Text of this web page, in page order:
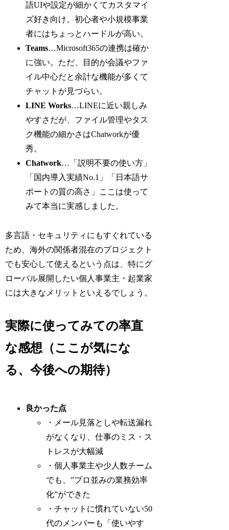
語UIや設定が細かくてカスタマイ
ズ好き向け。初心者や小規模事業
者にはちょっとハードルが高い。
Teams…Microsoft365の連携は確か
に強い。ただ、目的が会議やファ
イル中心だと余計な機能が多くて
チャットが見づらい。
LINE Works…LINEに近い親しみ
やすさだが、ファイル管理やタス
ク機能の細かさはChatworkが優
秀。
Chatwork…「説明不要の使い方」
「国内導入実績No.1」「日本語サ
ポートの質の高さ」ここは使って
みて本当に実感しました。
多言語・セキュリティにもすぐれている
ため、海外の関係者混在のプロジェクト
でも安心して使えるという点は、特にグ
ローバル展開したい個人事業主・起業家
には大きなメリットといえるでしょう。
実際に使ってみての率直
な感想（ここが気にな
る、今後への期待）
良かった点
・メール見落としや転送漏れ
がなくなり、仕事のミス・ス
トレスが大幅減
・個人事業主や少人数チーム
でも、”プロ並みの業務効率
化”ができた
・チャットに慣れていない50
代のメンバーも「使いやす